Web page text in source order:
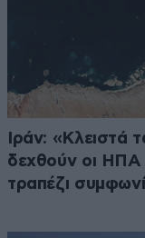
Ιράν: «Κλειστά
δεχθούν οι ΗΠΑ
τραπέζι